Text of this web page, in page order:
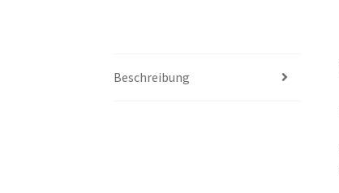
Beschreibung